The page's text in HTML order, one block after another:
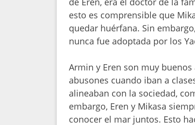
esto es comprensible que
quedar huérfana. Sin
nunca fue adoptada por los
Armin y Eren son muy
abusones cuando iban a
alineaban con la sociedad,
embargo, Eren y Mikasa
conocer el mar juntos. Esto